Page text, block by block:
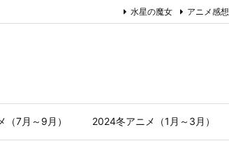
（7月～9月） 2024冬アニメ（1月～3月）
水星の魔女 アニメ感想